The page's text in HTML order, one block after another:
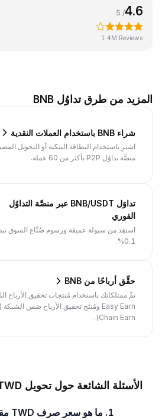
4.6
/ 5
1.4M Reviews
المزيد من طرق تداوُل BNB
شراء BNB باستخدام العملات النقدية
اشترِ باستخدام البطاقة البنكية أو التحويل
منصَّة تداوُل P2P بأكثر من 60 عملة.
تداوَل BNB/USDT عبر منصَّة التداوُل
الفوري
استفِد من سيولة عميقة ورسوم صُنَّاع السوق
0.1%.
حقِّق أرباحًا من BNB
نمِّ ممتلكاتك باستخدام مُنتجات تحقيق الأرباح
Chain Earn).
الأسئلة الشائعة حول تحويل TWD إلى BNB
1. ما هو سعر صرف TWD مقابل BNB الحالي؟